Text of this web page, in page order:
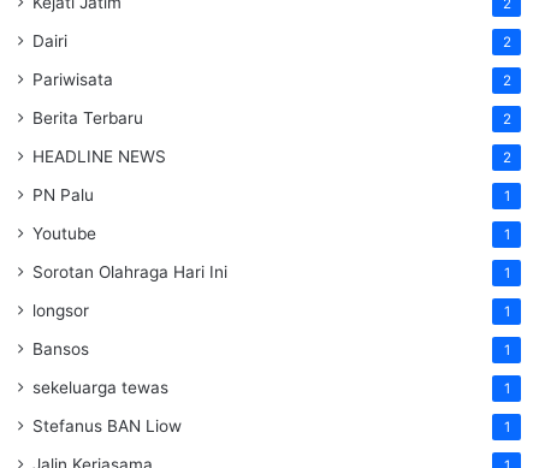
2
Dairi 2
Pariwisata 2
Berita Terbaru 2
HEADLINE NEWS 2
PN Palu 1
Youtube 1
Sorotan Olahraga Hari Ini 1
longsor 1
Bansos 1
sekeluarga tewas 1
Stefanus BAN Liow 1